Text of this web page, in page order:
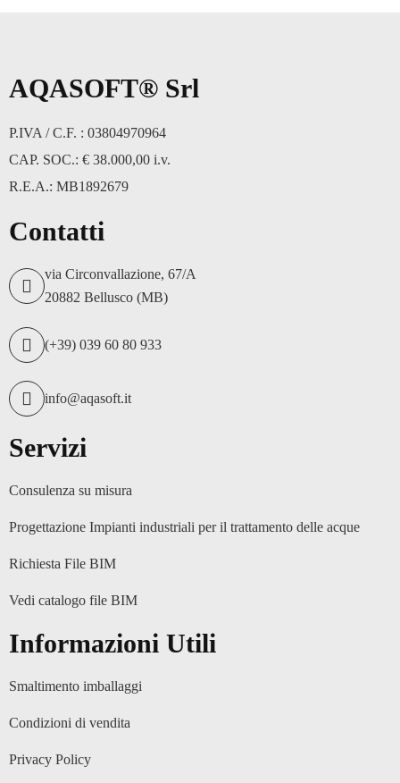
AQASOFT® Srl
P.IVA / C.F. : 03804970964
CAP. SOC.: € 38.000,00 i.v.
R.E.A.: MB1892679
Contatti
via Circonvallazione, 67/A
20882 Bellusco (MB)
(+39) 039 60 80 933
info@aqasoft.it
Servizi
Consulenza su misura
Progettazione Impianti industriali per il trattamento delle acque
Richiesta File BIM
Vedi catalogo file BIM
Informazioni Utili
Smaltimento imballaggi
Condizioni di vendita
Privacy Policy